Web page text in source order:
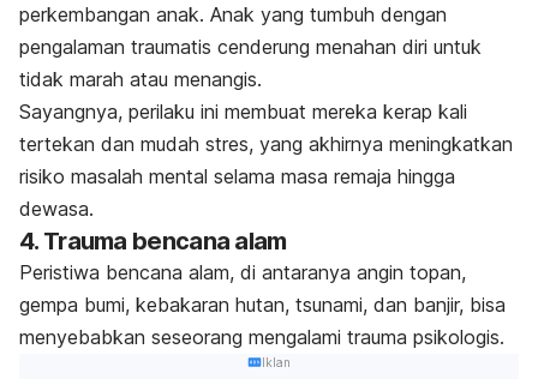
perkembangan anak. Anak yang tumbuh dengan
pengalaman traumatis cenderung menahan diri untuk
tidak marah atau menangis.
Sayangnya, perilaku ini membuat mereka kerap kali
tertekan dan mudah stres, yang akhirnya meningkatkan
risiko masalah mental selama masa remaja hingga
dewasa.
4. Trauma bencana alam
Peristiwa bencana alam, di antaranya angin topan,
gempa bumi, kebakaran hutan, tsunami, dan banjir, bisa
menyebabkan seseorang mengalami trauma psikologis.
Iklan